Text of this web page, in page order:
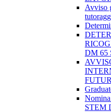
Avviso
DM 65
STEM